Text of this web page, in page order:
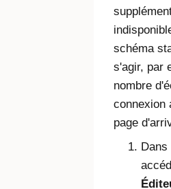
schéma
s'agir, par
nombre
connexion
page
Dans